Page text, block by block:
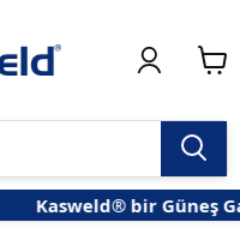
Kasweld® bir Güneş Gaz